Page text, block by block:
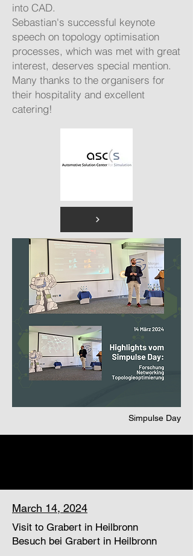
into CAD.
Sebastian's successful keynote
speech on topology optimisation
processes, which was met with great
interest, deserves special mention.
Many thanks to the organisers for
their hospitality and excellent
catering!
Simpulse Day
March 14, 2024
Visit to Grabert in Heilbronn
Besuch bei Grabert in Heilbronn